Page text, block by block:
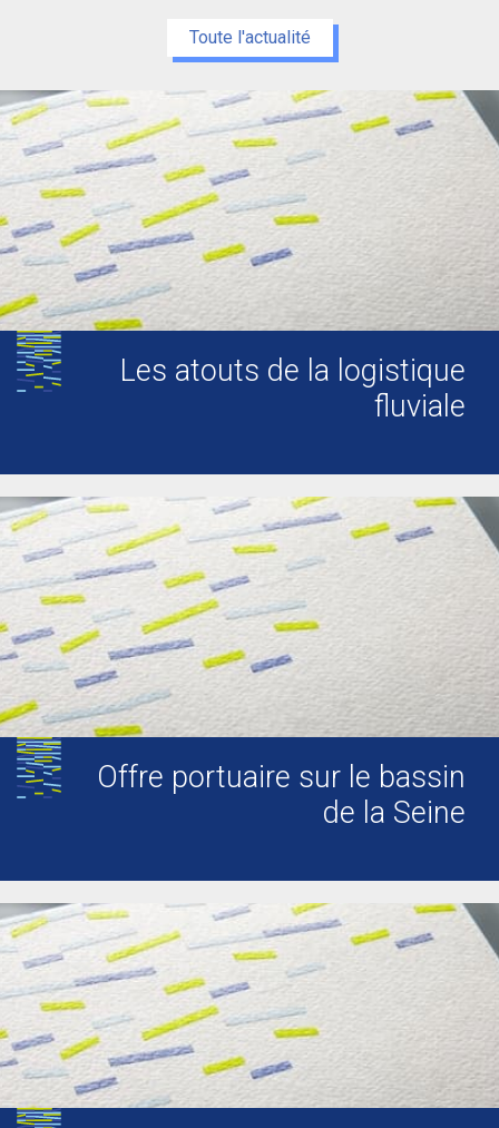
Toute l'actualité
Les atouts de la logistique
fluviale
Offre portuaire sur le bassin
de la Seine